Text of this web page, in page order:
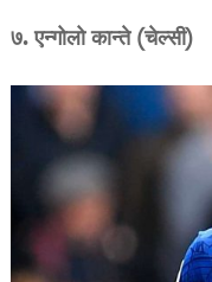
७. एन्गोलो कान्ते (चेल्सी)